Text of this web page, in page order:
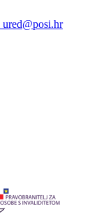
ured@posi.hr